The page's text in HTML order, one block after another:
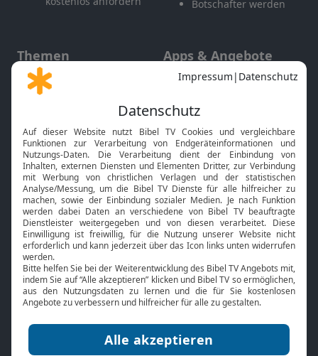
Botschafter werden
Themen
Gott und Bibel erklärt
Neuigkeiten
Apps & Angebote
Mobile App
Smart TV
HbbTV
Bibelthek Online-Bibel
Nächster Gottesdienst
Bibel TV
Über uns
Jobs
Mediadaten
Service
Kontakt
TV-Empfang